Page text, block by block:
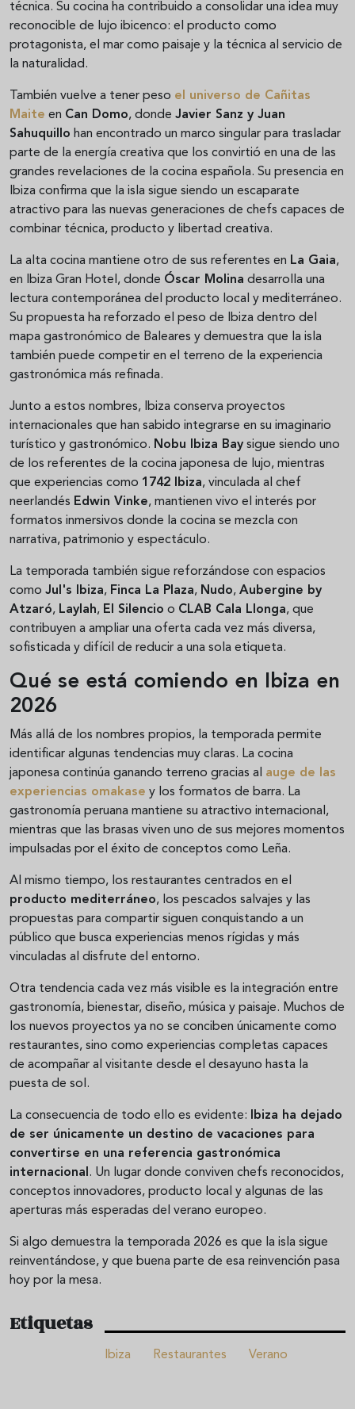
técnica. Su cocina ha contribuido a consolidar una idea muy
reconocible de lujo ibicenco: el producto como
protagonista, el mar como paisaje y la técnica al servicio de
la naturalidad.
También vuelve a tener peso el universo de Cañitas
Maite en Can Domo, donde Javier Sanz y Juan
Sahuquillo han encontrado un marco singular para trasladar
parte de la energía creativa que los convirtió en una de las
grandes revelaciones de la cocina española. Su presencia en
Ibiza confirma que la isla sigue siendo un escaparate
atractivo para las nuevas generaciones de chefs capaces de
combinar técnica, producto y libertad creativa.
La alta cocina mantiene otro de sus referentes en La Gaia,
en Ibiza Gran Hotel, donde Óscar Molina desarrolla una
lectura contemporánea del producto local y mediterráneo.
Su propuesta ha reforzado el peso de Ibiza dentro del
mapa gastronómico de Baleares y demuestra que la isla
también puede competir en el terreno de la experiencia
gastronómica más refinada.
Junto a estos nombres, Ibiza conserva proyectos
internacionales que han sabido integrarse en su imaginario
turístico y gastronómico. Nobu Ibiza Bay sigue siendo uno
de los referentes de la cocina japonesa de lujo, mientras
que experiencias como 1742 Ibiza, vinculada al chef
neerlandés Edwin Vinke, mantienen vivo el interés por
formatos inmersivos donde la cocina se mezcla con
narrativa, patrimonio y espectáculo.
La temporada también sigue reforzándose con espacios
como Jul's Ibiza, Finca La Plaza, Nudo, Aubergine by
Atzaró, Laylah, El Silencio o CLAB Cala Llonga, que
contribuyen a ampliar una oferta cada vez más diversa,
sofisticada y difícil de reducir a una sola etiqueta.
Qué se está comiendo en Ibiza en
2026
Más allá de los nombres propios, la temporada permite
identificar algunas tendencias muy claras. La cocina
japonesa continúa ganando terreno gracias al auge de las
experiencias omakase y los formatos de barra. La
gastronomía peruana mantiene su atractivo internacional,
mientras que las brasas viven uno de sus mejores momentos
impulsadas por el éxito de conceptos como Leña.
Al mismo tiempo, los restaurantes centrados en el
producto mediterráneo, los pescados salvajes y las
propuestas para compartir siguen conquistando a un
público que busca experiencias menos rígidas y más
vinculadas al disfrute del entorno.
Otra tendencia cada vez más visible es la integración entre
gastronomía, bienestar, diseño, música y paisaje. Muchos de
los nuevos proyectos ya no se conciben únicamente como
restaurantes, sino como experiencias completas capaces
de acompañar al visitante desde el desayuno hasta la
puesta de sol.
La consecuencia de todo ello es evidente: Ibiza ha dejado
de ser únicamente un destino de vacaciones para
convertirse en una referencia gastronómica
internacional. Un lugar donde conviven chefs reconocidos,
conceptos innovadores, producto local y algunas de las
aperturas más esperadas del verano europeo.
Si algo demuestra la temporada 2026 es que la isla sigue
reinventándose, y que buena parte de esa reinvención pasa
hoy por la mesa.
Etiquetas
Ibiza Restaurantes Verano